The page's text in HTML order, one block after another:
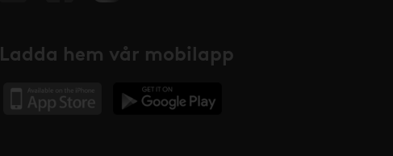
Ladda hem vår mobilapp